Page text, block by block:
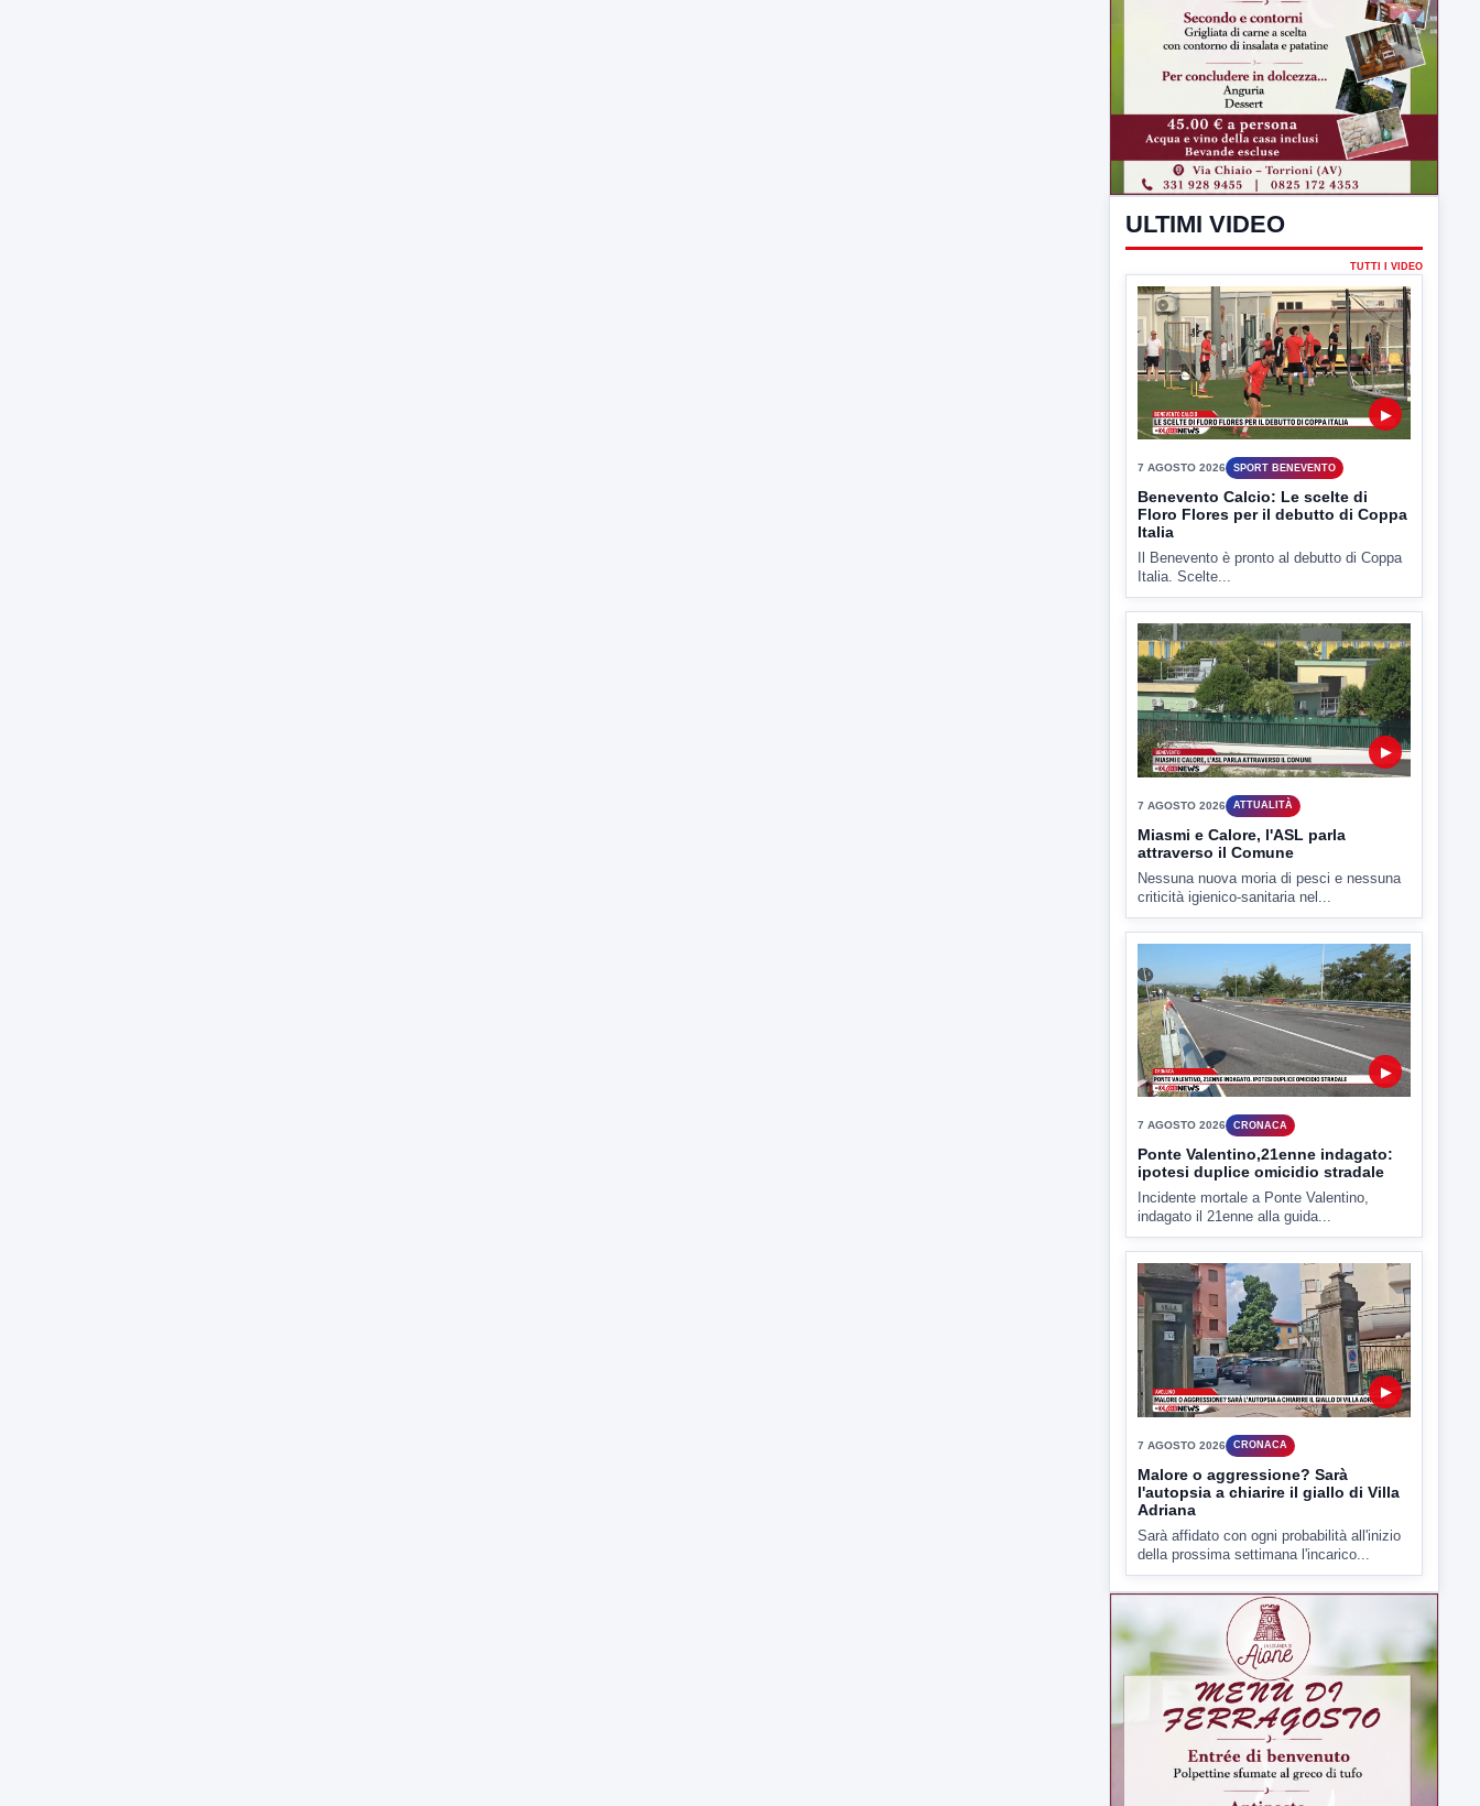
ULTIMI VIDEO
TUTTI I VIDEO
▶
7 AGOSTO 2026 SPORT BENEVENTO
Benevento Calcio: Le scelte di
Floro Flores per il debutto di Coppa
Italia
Il Benevento è pronto al debutto di Coppa
Italia. Scelte...
▶
7 AGOSTO 2026 ATTUALITÀ
Miasmi e Calore, l'ASL parla
attraverso il Comune
Nessuna nuova moria di pesci e nessuna
criticità igienico-sanitaria nel...
▶
7 AGOSTO 2026 CRONACA
Ponte Valentino,21enne indagato:
ipotesi duplice omicidio stradale
Incidente mortale a Ponte Valentino,
indagato il 21enne alla guida...
▶
7 AGOSTO 2026 CRONACA
Malore o aggressione? Sarà
l'autopsia a chiarire il giallo di Villa
Adriana
Sarà affidato con ogni probabilità all'inizio
della prossima settimana l'incarico...